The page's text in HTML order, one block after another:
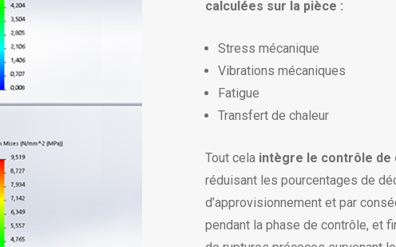
calculées sur la pièce :
Stress mécanique
Vibrations mécaniques
Fatigue
Transfert de chaleur
Tout cela intègre le contrôle de
réduisant les pourcentages de
d’approvisionnement et par
pendant la phase de contrôle, et